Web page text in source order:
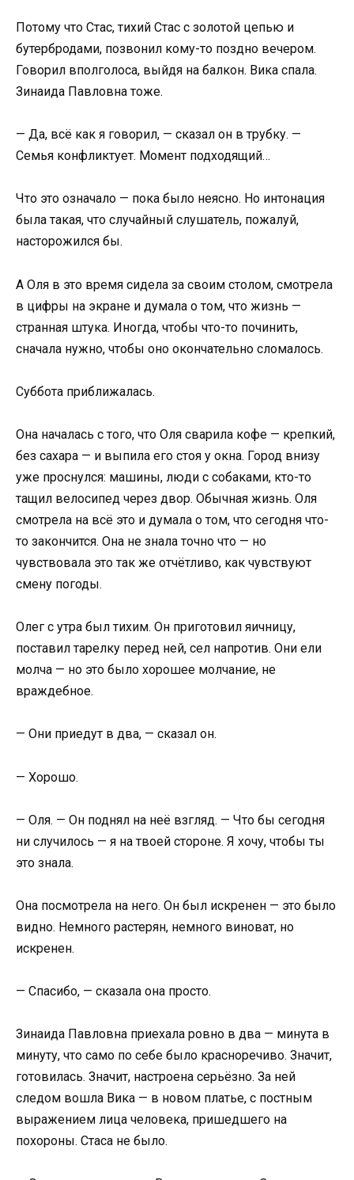
Потому что Стас, тихий Стас с золотой цепью и
бутербродами, позвонил кому-то поздно вечером.
Говорил вполголоса, выйдя на балкон. Вика спала.
Зинаида Павловна тоже.
— Да, всё как я говорил, — сказал он в трубку. —
Семья конфликтует. Момент подходящий…
Что это означало — пока было неясно. Но интонация
была такая, что случайный слушатель, пожалуй,
насторожился бы.
А Оля в это время сидела за своим столом, смотрела
в цифры на экране и думала о том, что жизнь —
странная штука. Иногда, чтобы что-то починить,
сначала нужно, чтобы оно окончательно сломалось.
Суббота приближалась.
Она началась с того, что Оля сварила кофе — крепкий,
без сахара — и выпила его стоя у окна. Город внизу
уже проснулся: машины, люди с собаками, кто-то
тащил велосипед через двор. Обычная жизнь. Оля
смотрела на всё это и думала о том, что сегодня что-
то закончится. Она не знала точно что — но
чувствовала это так же отчётливо, как чувствуют
смену погоды.
Олег с утра был тихим. Он приготовил яичницу,
поставил тарелку перед ней, сел напротив. Они ели
молча — но это было хорошее молчание, не
враждебное.
— Они приедут в два, — сказал он.
— Хорошо.
— Оля. — Он поднял на неё взгляд. — Что бы сегодня
ни случилось — я на твоей стороне. Я хочу, чтобы ты
это знала.
Она посмотрела на него. Он был искренен — это было
видно. Немного растерян, немного виноват, но
искренен.
— Спасибо, — сказала она просто.
Зинаида Павловна приехала ровно в два — минута в
минуту, что само по себе было красноречиво. Значит,
готовилась. Значит, настроена серьёзно. За ней
следом вошла Вика — в новом платье, с постным
выражением лица человека, пришедшего на
похороны. Стаса не было.